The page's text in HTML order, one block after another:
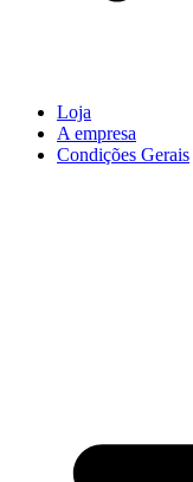
Loja
A empresa
Condições Gerais